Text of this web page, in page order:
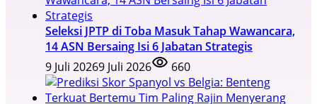
Seleksi JPTP di Toba Masuk Tahap Wawancara,
14 ASN Bersaing Isi 6 Jabatan Strategis
9 Juli 20269 Juli 2026 660